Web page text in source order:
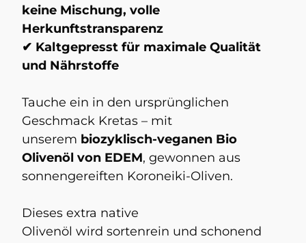
keine Mischung, volle
Herkunftstransparenz
✔ Kaltgepresst für maximale Qualität
und Nährstoffe
Tauche ein in den ursprünglichen
Geschmack Kretas – mit
unserem biozyklisch-veganen Bio
Olivenöl von EDEM, gewonnen aus
sonnengereiften Koroneiki-Oliven.
Dieses extra native
Olivenöl wird sortenrein und schonend